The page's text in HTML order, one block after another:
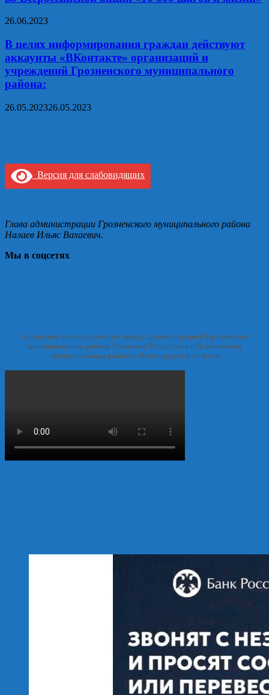
26.06.2023
В целях информирования граждан действуют
аккаунты «ВКонтакте» организаций и
учреждений Грозненского муниципального
района:
26.05.202326.05.2023
Версия для слабовидящих
Глава администрации Грозненского муниципального района
Налаев Ильяс Вахаевич.
Мы в соцсетях
Соглашение о сотрудничестве между администрацией Грозненского
муниципального района Чеченской Республики и Всеволжским
муниципальным районом Ленинградской области